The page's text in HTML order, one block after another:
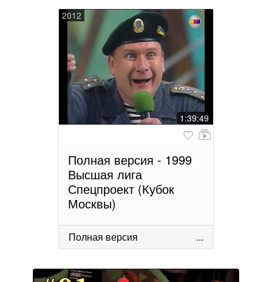
2012
1:39:49
Полная версия - 1999
Высшая лига
Спецпроект (Кубок
Москвы)
Полная версия ...